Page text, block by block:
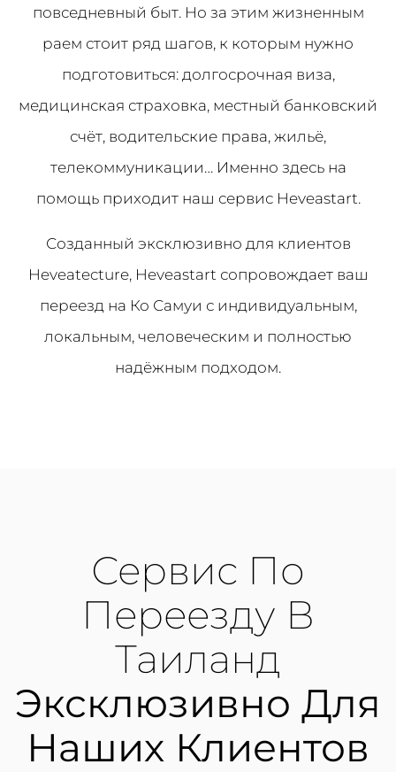
повседневный быт. Но за этим жизненным
раем стоит ряд шагов, к которым нужно
подготовиться: долгосрочная виза,
медицинская страховка, местный банковский
счёт, водительские права, жильё,
телекоммуникации… Именно здесь на
помощь приходит наш сервис Heveastart.
Созданный эксклюзивно для клиентов
Heveatecture, Heveastart сопровождает ваш
переезд на Ко Самуи с индивидуальным,
локальным, человеческим и полностью
надёжным подходом.
Сервис По
Переезду В
Таиланд
Эксклюзивно Для
Наших Клиентов